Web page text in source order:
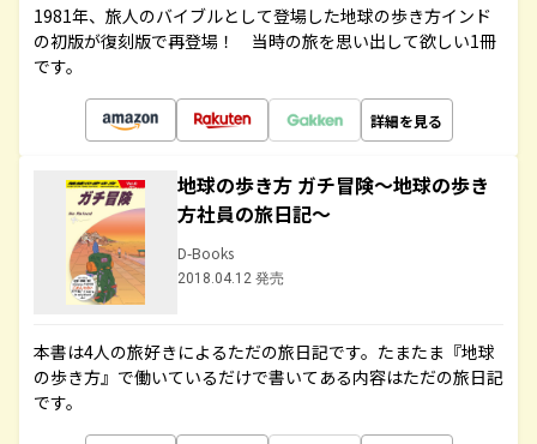
1981年、旅人のバイブルとして登場した地球の歩き方インド
の初版が復刻版で再登場！ 当時の旅を思い出して欲しい1冊
です。
詳細を見る
地球の歩き方 ガチ冒険～地球の歩き
方社員の旅日記～
D-Books
2018.04.12 発売
本書は4人の旅好きによるただの旅日記です。たまたま『地球
の歩き方』で働いているだけで書いてある内容はただの旅日記
です。